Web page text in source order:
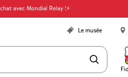
avec Mondial Relay !⚡
Le musée